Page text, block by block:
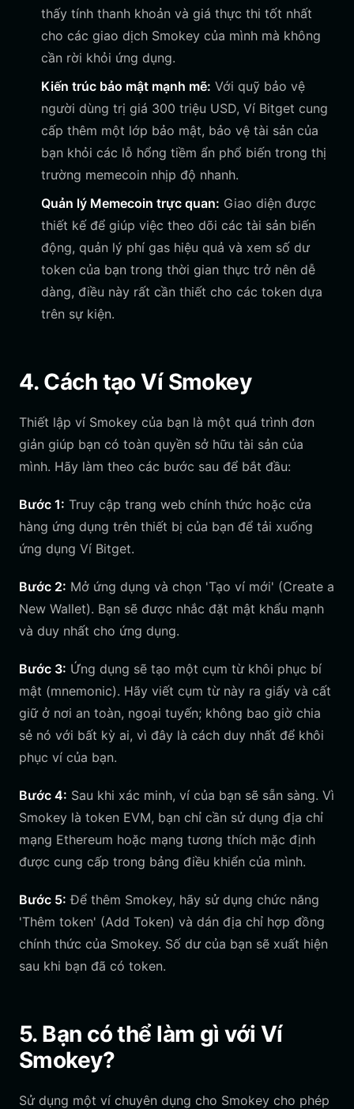
thấy tính thanh khoản và giá thực thi tốt nhất
cho các giao dịch Smokey của mình mà không
cần rời khỏi ứng dụng.
Kiến trúc bảo mật mạnh mẽ: Với quỹ bảo vệ
người dùng trị giá 300 triệu USD, Ví Bitget cung
cấp thêm một lớp bảo mật, bảo vệ tài sản của
bạn khỏi các lỗ hổng tiềm ẩn phổ biến trong thị
trường memecoin nhịp độ nhanh.
Quản lý Memecoin trực quan: Giao diện được
thiết kế để giúp việc theo dõi các tài sản biến
động, quản lý phí gas hiệu quả và xem số dư
token của bạn trong thời gian thực trở nên dễ
dàng, điều này rất cần thiết cho các token dựa
trên sự kiện.
4. Cách tạo Ví Smokey
Thiết lập ví Smokey của bạn là một quá trình đơn
giản giúp bạn có toàn quyền sở hữu tài sản của
mình. Hãy làm theo các bước sau để bắt đầu:
Bước 1: Truy cập trang web chính thức hoặc cửa
hàng ứng dụng trên thiết bị của bạn để tải xuống
ứng dụng Ví Bitget.
Bước 2: Mở ứng dụng và chọn 'Tạo ví mới' (Create a
New Wallet). Bạn sẽ được nhắc đặt mật khẩu mạnh
và duy nhất cho ứng dụng.
Bước 3: Ứng dụng sẽ tạo một cụm từ khôi phục bí
mật (mnemonic). Hãy viết cụm từ này ra giấy và cất
giữ ở nơi an toàn, ngoại tuyến; không bao giờ chia
sẻ nó với bất kỳ ai, vì đây là cách duy nhất để khôi
phục ví của bạn.
Bước 4: Sau khi xác minh, ví của bạn sẽ sẵn sàng. Vì
Smokey là token EVM, bạn chỉ cần sử dụng địa chỉ
mạng Ethereum hoặc mạng tương thích mặc định
được cung cấp trong bảng điều khiển của mình.
Bước 5: Để thêm Smokey, hãy sử dụng chức năng
'Thêm token' (Add Token) và dán địa chỉ hợp đồng
chính thức của Smokey. Số dư của bạn sẽ xuất hiện
sau khi bạn đã có token.
5. Bạn có thể làm gì với Ví
Smokey?
Sử dụng một ví chuyên dụng cho Smokey cho phép